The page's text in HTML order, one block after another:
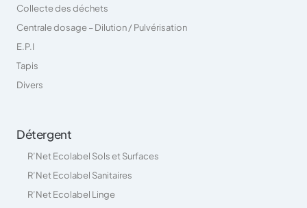
Collecte des déchets
Centrale dosage – Dilution / Pulvérisation
E.P.I
Tapis
Divers
Détergent
R’Net Ecolabel Sols et Surfaces
R’Net Ecolabel Sanitaires
R’Net Ecolabel Linge